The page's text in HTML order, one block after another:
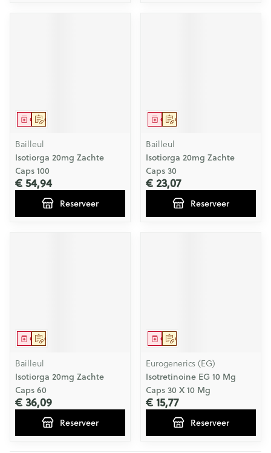
Op voorschrift
Geneesmiddel
Bailleul
Isotiorga 20mg Zachte
Caps 100
€ 54,94
Reserveer
Op voorschrift
Geneesmiddel
Bailleul
Isotiorga 20mg Zachte
Caps 30
€ 23,07
Reserveer
Op voorschrift
Geneesmiddel
Bailleul
Isotiorga 20mg Zachte
Caps 60
€ 36,09
Reserveer
Op voorschrift
Geneesmiddel
Eurogenerics (EG)
Isotretinoine EG 10 Mg
Caps 30 X 10 Mg
€ 15,77
Reserveer